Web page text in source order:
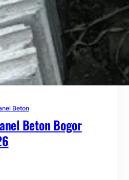
Beton
Beton Bogor